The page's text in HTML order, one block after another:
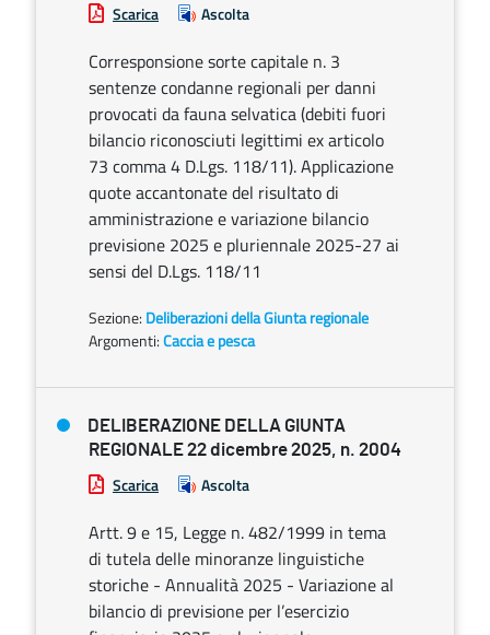
Scarica Ascolta
Corresponsione sorte capitale n. 3
sentenze condanne regionali per danni
provocati da fauna selvatica (debiti fuori
bilancio riconosciuti legittimi ex articolo
73 comma 4 D.Lgs. 118/11). Applicazione
quote accantonate del risultato di
amministrazione e variazione bilancio
previsione 2025 e pluriennale 2025-27 ai
sensi del D.Lgs. 118/11
Sezione: Deliberazioni della Giunta regionale
Argomenti:Caccia e pesca
DELIBERAZIONE DELLA GIUNTA
REGIONALE 22 dicembre 2025, n. 2004
Scarica Ascolta
Artt. 9 e 15, Legge n. 482/1999 in tema
di tutela delle minoranze linguistiche
storiche - Annualità 2025 - Variazione al
bilancio di previsione per l’esercizio